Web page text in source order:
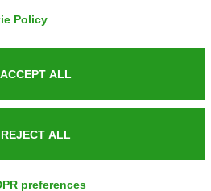
ANNOUNCEMENT
UNI EN ISO 9001:2015
- C.so Italia n.8 70123, BARI
Policy
ACCEPT ALL
REJECT ALL
preferences